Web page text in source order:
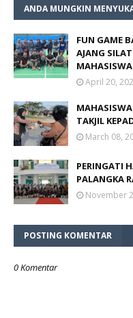
ANDA MUNGKIN
FUN GAME
AJANG
MAHASISWA
April 20,
TAKJIL
March 08,
PERINGATI
PALANGKA
November
POSTING KOMENTAR
0 Komentar